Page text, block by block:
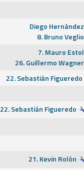
Diego Hernández
8. Bruno Veglio
7. Mauro Estol
26. Guillermo Wagner
22. Sebastián Figueredo
22. Sebastián Figueredo
21. Kevin Rolón